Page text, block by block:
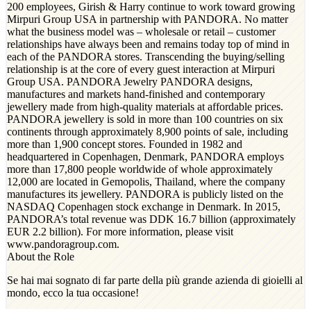
200 employees, Girish & Harry continue to work toward growing
Mirpuri Group USA in partnership with PANDORA. No matter
what the business model was – wholesale or retail – customer
relationships have always been and remains today top of mind in
each of the PANDORA stores. Transcending the buying/selling
relationship is at the core of every guest interaction at Mirpuri
Group USA. PANDORA Jewelry PANDORA designs,
manufactures and markets hand-finished and contemporary
jewellery made from high-quality materials at affordable prices.
PANDORA jewellery is sold in more than 100 countries on six
continents through approximately 8,900 points of sale, including
more than 1,900 concept stores. Founded in 1982 and
headquartered in Copenhagen, Denmark, PANDORA employs
more than 17,800 people worldwide of whole approximately
12,000 are located in Gemopolis, Thailand, where the company
manufactures its jewellery. PANDORA is publicly listed on the
NASDAQ Copenhagen stock exchange in Denmark. In 2015,
PANDORA’s total revenue was DDK 16.7 billion (approximately
EUR 2.2 billion). For more information, please visit
www.pandoragroup.com.
About the Role
Se hai mai sognato di far parte della più grande azienda di gioielli al
mondo, ecco la tua occasione!